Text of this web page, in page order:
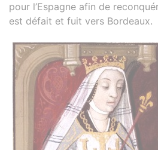
pour l’Espagne afin de
est défait et fuit vers Bordeaux.